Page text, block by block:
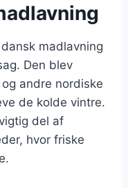
madlavning
Den blev
andre nordiske
de kolde vintre.
del af
hvor friske